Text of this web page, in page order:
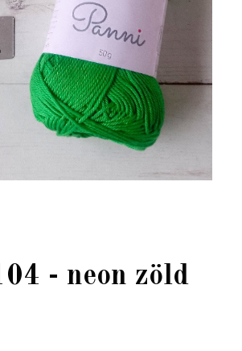
- neon zöld